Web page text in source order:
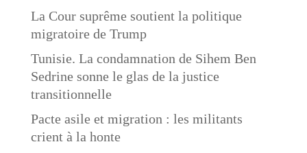
La Cour suprême soutient la politique
migratoire de Trump
Tunisie. La condamnation de Sihem Ben
Sedrine sonne le glas de la justice
transitionnelle
Pacte asile et migration : les militants
crient à la honte